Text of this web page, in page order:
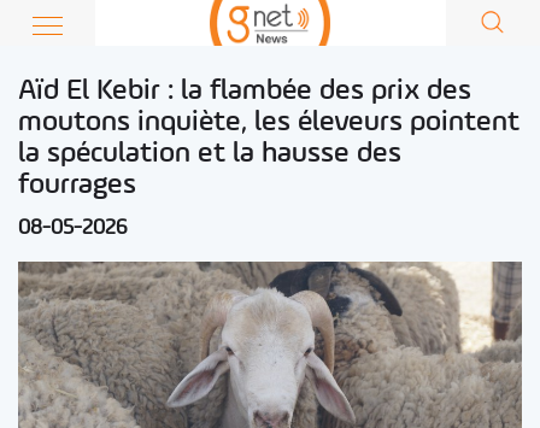
Aïd El Kebir : la flambée des prix des
moutons inquiète, les éleveurs pointent
la spéculation et la hausse des
fourrages
08-05-2026